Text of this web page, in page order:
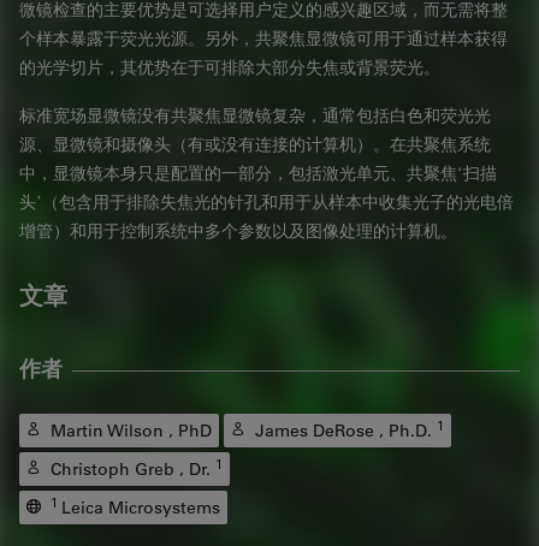
微镜检查的主要优势是可选择用户定义的感兴趣区域，而无需将整
个样本暴露于荧光光源。另外，共聚焦显微镜可用于通过样本获得
的光学切片，其优势在于可排除大部分失焦或背景荧光。
标准宽场显微镜没有共聚焦显微镜复杂，通常包括白色和荧光光
源、显微镜和摄像头（有或没有连接的计算机）。在共聚焦系统
中，显微镜本身只是配置的一部分，包括激光单元、共聚焦‘扫描
头’ （包含用于排除失焦光的针孔和用于从样本中收集光子的光电倍
增管 ）和用于控制系统中多个参数以及图像处理的计算机。
文章
作者
Martin Wilson , PhD James DeRose , Ph.D. 1
Christoph Greb , Dr. 1
1 Leica Microsystems